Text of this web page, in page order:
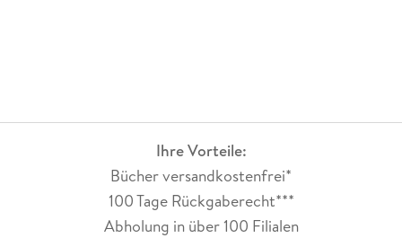
Ihre Vorteile:
Bücher versandkostenfrei*
100 Tage Rückgaberecht***
Abholung in über 100 Filialen